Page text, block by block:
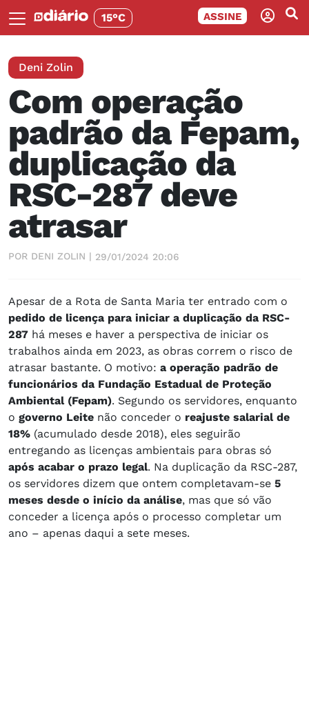
15°C ASSINE
Deni Zolin
Com operação
padrão da Fepam,
duplicação da
RSC-287 deve
atrasar
POR DENI ZOLIN | 29/01/2024 20:06
Apesar de a Rota de Santa Maria ter entrado com o
pedido de licença para iniciar a duplicação da RSC-
287 há meses e haver a perspectiva de iniciar os
trabalhos ainda em 2023, as obras correm o risco de
atrasar bastante. O motivo: a operação padrão de
funcionários da Fundação Estadual de Proteção
Ambiental (Fepam). Segundo os servidores, enquanto
o governo Leite não conceder o reajuste salarial de
18% (acumulado desde 2018), eles seguirão
entregando as licenças ambientais para obras só
após acabar o prazo legal. Na duplicação da RSC-287,
os servidores dizem que ontem completavam-se 5
meses desde o início da análise, mas que só vão
conceder a licença após o processo completar um
ano – apenas daqui a sete meses.